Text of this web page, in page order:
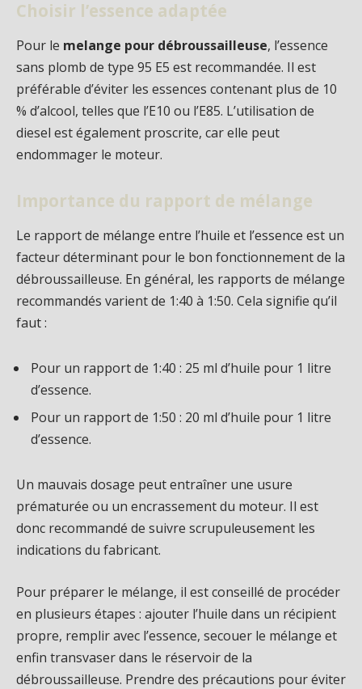
Choisir l’essence adaptée
Pour le melange pour débroussailleuse, l’essence
sans plomb de type 95 E5 est recommandée. Il est
préférable d’éviter les essences contenant plus de 10
% d’alcool, telles que l’E10 ou l’E85. L’utilisation de
diesel est également proscrite, car elle peut
endommager le moteur.
Importance du rapport de mélange
Le rapport de mélange entre l’huile et l’essence est un
facteur déterminant pour le bon fonctionnement de la
débroussailleuse. En général, les rapports de mélange
recommandés varient de 1:40 à 1:50. Cela signifie qu’il
faut :
Pour un rapport de 1:40 : 25 ml d’huile pour 1 litre
d’essence.
Pour un rapport de 1:50 : 20 ml d’huile pour 1 litre
d’essence.
Un mauvais dosage peut entraîner une usure
prématurée ou un encrassement du moteur. Il est
donc recommandé de suivre scrupuleusement les
indications du fabricant.
Pour préparer le mélange, il est conseillé de procéder
en plusieurs étapes : ajouter l’huile dans un récipient
propre, remplir avec l’essence, secouer le mélange et
enfin transvaser dans le réservoir de la
débroussailleuse. Prendre des précautions pour éviter